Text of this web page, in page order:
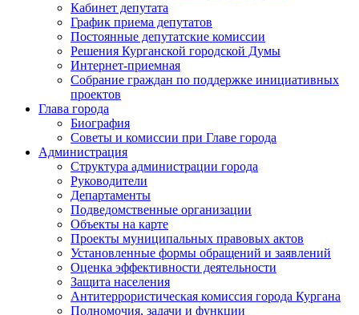
Кабинет депутата
График приема депутатов
Постоянные депутатские комиссии
Решения Курганской городской Думы
Интернет-приемная
Собрание граждан по поддержке инициативных
проектов
Глава города
Биография
Советы и комиссии при Главе города
Администрация
Структура администрации города
Руководители
Департаменты
Подведомственные организации
Объекты на карте
Проекты муниципальных правовых актов
Установленные формы обращений и заявлений
Оценка эффективности деятельности
Защита населения
Антитеррористическая комиссия города Кургана
Полномочия, задачи и функции